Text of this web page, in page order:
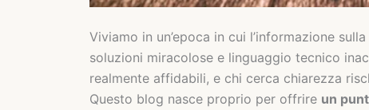
Viviamo in un’epoca in cui l’informazione
soluzioni miracolose e linguaggio tecnico
realmente affidabili, e chi cerca chiarezza
Questo blog nasce proprio per offrire un